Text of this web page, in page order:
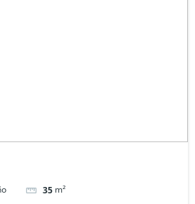
35 m²